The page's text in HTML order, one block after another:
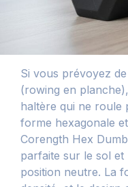
Si vous prévoyez
(rowing en
haltère qui ne roule
forme hexagonale
Corength Hex
parfaite sur le sol et
position neutre. La